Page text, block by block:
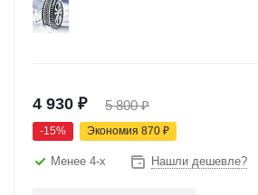
4 930 ₽ 5 800₽
-15% Экономия 870 ₽
Менее 4-х Нашли дешевле?